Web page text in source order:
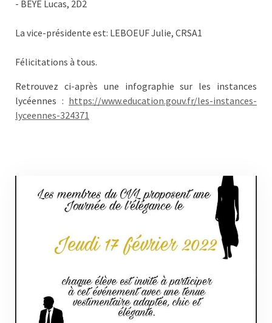
​- BEYE Lucas, 2D2
La vice-présidente est: LEBOEUF Julie, CRSA1
​Félicitations à tous.
Retrouvez ci-après une infographie sur les instances
lycéennes : https://www.education.gouv.fr/les-instances-
lyceennes-324371